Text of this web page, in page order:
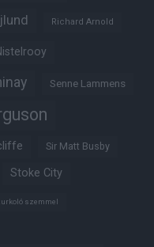
Richard Arnold
Senne Lammens
Sir Matt Busby
Stoke City
szemmel